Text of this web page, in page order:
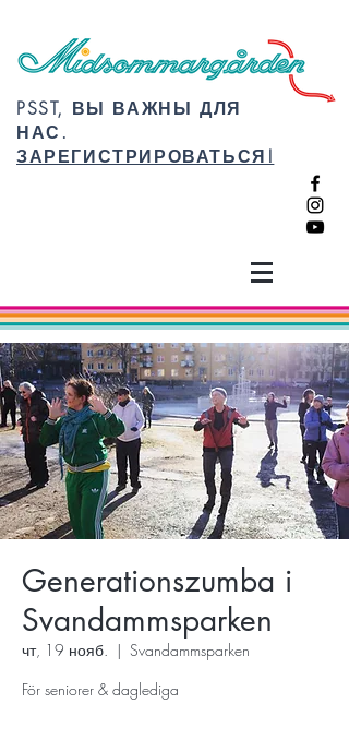
PSST, ВЫ ВАЖНЫ ДЛЯ
НАС.
ЗАРЕГИСТРИРОВАТЬСЯ!
Generationszumba i
Svandammsparken
чт, 19 нояб.
  |
Svandammsparken
För seniorer & daglediga